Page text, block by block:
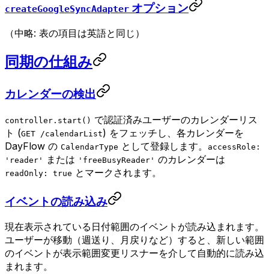
createGoogleSyncAdapter オプション
（中略: 表の項目は英語と同じ）
同期の仕組み
カレンダーの検出
controller.start() で認証済みユーザーのカレンダーリス
ト (GET /calendarList) をフェッチし、各カレンダーを
DayFlow の CalendarType として登録します。
accessRole:
'reader'
または 'freeBusyReader' のカレンダーは
readOnly: true とマークされます。
イベントの読み込み
現在表示されている日付範囲のイベントが読み込まれます。
ユーザーが移動（週送り、月戻りなど）すると、新しい範囲
のイベントが表示範囲変更リスナーを介して自動的に読み込
まれます。